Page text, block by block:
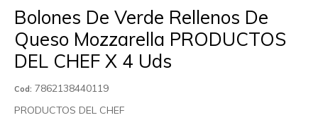
Bolones De Verde Rellenos De
Queso Mozzarella PRODUCTOS
DEL CHEF X 4 Uds
Cod: 7862138440119
PRODUCTOS DEL CHEF